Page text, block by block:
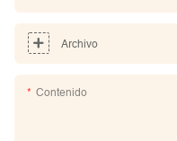
Archivo
Contenido